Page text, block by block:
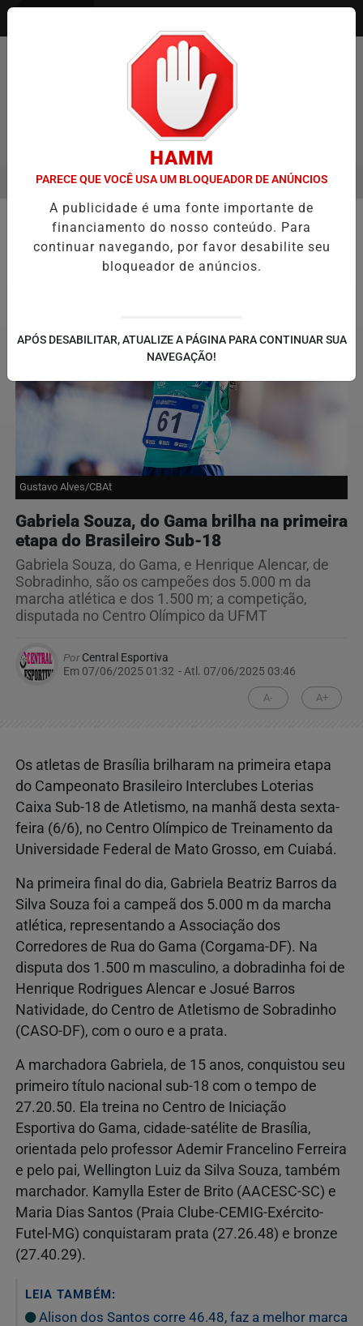
Pesquisar Notícia
ESTREIA NO CAMPEONATO PAULISTA MASCULINO DA
EM ALTA
MENU
Atletismo
Gustavo Alves/CBAt
Gabriela Souza, do Gama brilha na primeira
etapa do Brasileiro Sub-18
Gabriela Souza, do Gama, e Henrique Alencar, de
Sobradinho, são os campeões dos 5.000 m da
marcha atlética e dos 1.500 m; a competição,
disputada no Centro Olímpico da UFMT
PorCentral Esportiva
Em 07/06/2025 01:32 - Atl. 07/06/2025 03:46
A- A+
Os atletas de Brasília brilharam na primeira etapa
do Campeonato Brasileiro Interclubes Loterias
Caixa Sub-18 de Atletismo, na manhã desta sexta-
feira (6/6), no Centro Olímpico de Treinamento da
Universidade Federal de Mato Grosso, em Cuiabá.
Na primeira final do dia, Gabriela Beatriz Barros da
Silva Souza foi a campeã dos 5.000 m da marcha
atlética, representando a Associação dos
Corredores de Rua do Gama (Corgama-DF). Na
disputa dos 1.500 m masculino, a dobradinha foi de
Henrique Rodrigues Alencar e Josué Barros
Natividade, do Centro de Atletismo de Sobradinho
(CASO-DF), com o ouro e a prata.
A marchadora Gabriela, de 15 anos, conquistou seu
primeiro título nacional sub-18 com o tempo de
27.20.50. Ela treina no Centro de Iniciação
Esportiva do Gama, cidade-satélite de Brasília,
orientada pelo professor Ademir Francelino Ferreira
e pelo pai, Wellington Luiz da Silva Souza, também
marchador. Kamylla Ester de Brito (AACESC-SC) e
Maria Dias Santos (Praia Clube-CEMIG-Exército-
Futel-MG) conquistaram prata (27.26.48) e bronze
(27.40.29).
LEIA TAMBÉM:
Alison dos Santos corre 46.48, faz a melhor marca
HAMM
PARECE QUE VOCÊ USA UM BLOQUEADOR DE ANÚNCIOS
A publicidade é uma fonte importante de
financiamento do nosso conteúdo. Para
continuar navegando, por favor desabilite seu
bloqueador de anúncios.
APÓS DESABILITAR, ATUALIZE A PÁGINA PARA CONTINUAR SUA
NAVEGAÇÃO!